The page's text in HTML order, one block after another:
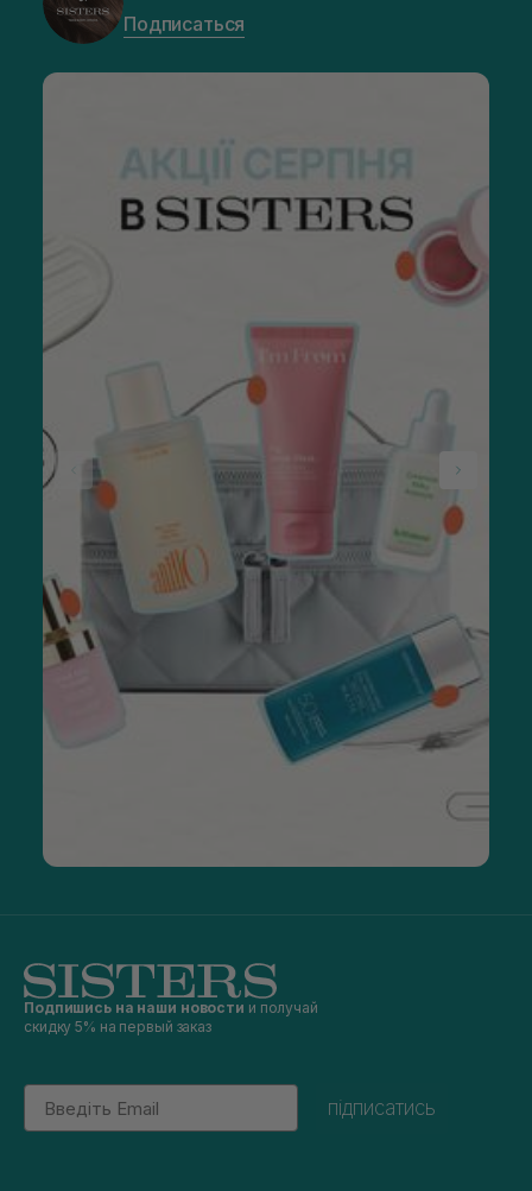
Подписаться
Подпишись на наши новости и получай
скидку 5% на первый заказ
Email
підписатись